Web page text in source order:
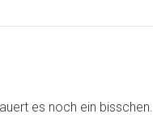
es noch ein bisschen.